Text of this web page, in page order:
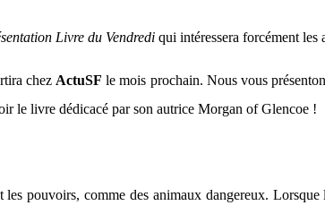
Livre du Vendredi qui intéressera forcément les
chez ActuSF le mois prochain. Nous vous
le livre dédicacé par son autrice Morgan of Glencoe !
pouvoirs, comme des animaux dangereux.